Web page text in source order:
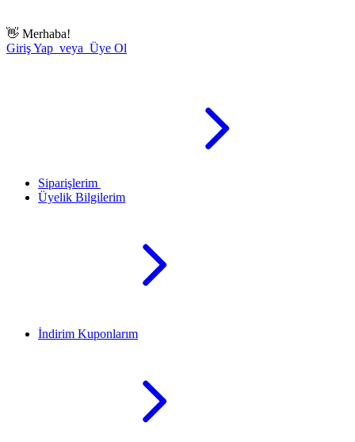
👋 Merhaba!
Giriş Yap veya Üye Ol
Siparişlerim
Üyelik Bilgilerim
İndirim Kuponlarım